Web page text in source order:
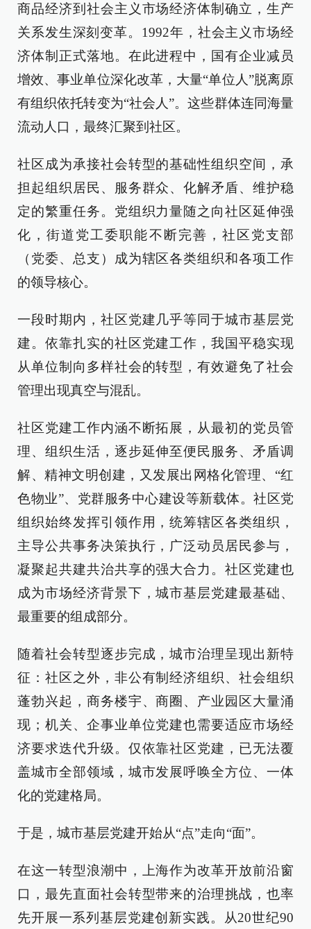
商品经济到社会主义市场经济体制确立，生产
关系发生深刻变革。1992年，社会主义市场经
济体制正式落地。在此进程中，国有企业减员
增效、事业单位深化改革，大量“单位人”脱离原
有组织依托转变为“社会人”。这些群体连同海量
流动人口，最终汇聚到社区。
社区成为承接社会转型的基础性组织空间，承
担起组织居民、服务群众、化解矛盾、维护稳
定的繁重任务。党组织力量随之向社区延伸强
化，街道党工委职能不断完善，社区党支部
（党委、总支）成为辖区各类组织和各项工作
的领导核心。
一段时期内，社区党建几乎等同于城市基层党
建。依靠扎实的社区党建工作，我国平稳实现
从单位制向多样社会的转型，有效避免了社会
管理出现真空与混乱。
社区党建工作内涵不断拓展，从最初的党员管
理、组织生活，逐步延伸至便民服务、矛盾调
解、精神文明创建，又发展出网格化管理、“红
色物业”、党群服务中心建设等新载体。社区党
组织始终发挥引领作用，统筹辖区各类组织，
主导公共事务决策执行，广泛动员居民参与，
凝聚起共建共治共享的强大合力。社区党建也
成为市场经济背景下，城市基层党建最基础、
最重要的组成部分。
随着社会转型逐步完成，城市治理呈现出新特
征：社区之外，非公有制经济组织、社会组织
蓬勃兴起，商务楼宇、商圈、产业园区大量涌
现；机关、企事业单位党建也需要适应市场经
济要求迭代升级。仅依靠社区党建，已无法覆
盖城市全部领域，城市发展呼唤全方位、一体
化的党建格局。
于是，城市基层党建开始从“点”走向“面”。
在这一转型浪潮中，上海作为改革开放前沿窗
口，最先直面社会转型带来的治理挑战，也率
先开展一系列基层党建创新实践。从20世纪90